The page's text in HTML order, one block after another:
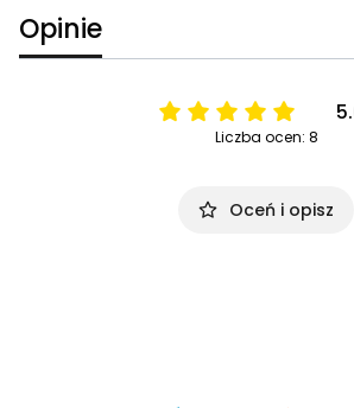
Opinie
Liczba ocen: 8
Oceń i opisz